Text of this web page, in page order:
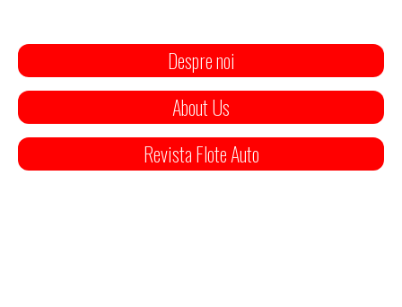
Despre noi
About Us
Revista Flote Auto